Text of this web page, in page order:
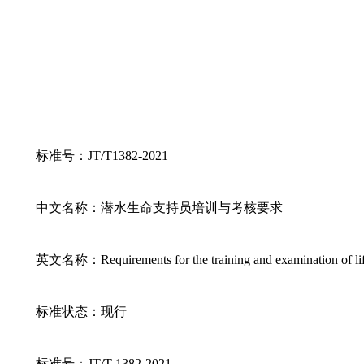
标准号：JT/T1382-2021
中文名称：潜水生命支持员培训与考核要求
英文名称：Requirements for the training and examination of
标准状态：现行